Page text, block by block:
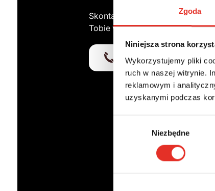
Zgoda
Niniejsza strona
Wykorzystujemy pliki
ruch w naszej witrynie.
reklamowym i
uzyskanymi podczas
Niezbędne
Skontaktuj się z naszym
Tobie wybraćnajkorzystniejsze
797 143 730